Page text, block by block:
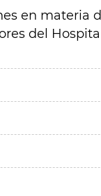
en materia
del